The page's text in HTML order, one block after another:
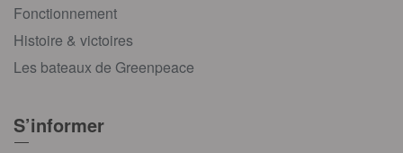
Fonctionnement
Histoire & victoires
Les bateaux de Greenpeace
S’informer